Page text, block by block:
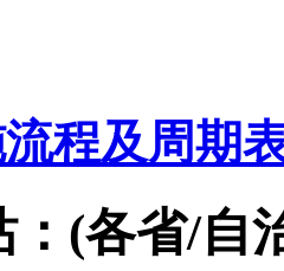
程及周期
：(各省/自